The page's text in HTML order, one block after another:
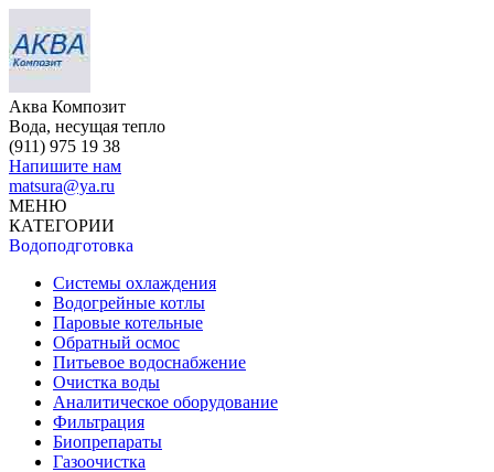
Аква Композит
Вода, несущая тепло
(911) 975 19 38
Напишите нам
matsura@ya.ru
МЕНЮ
КАТЕГОРИИ
Водоподготовка
Системы охлаждения
Водогрейные котлы
Паровые котельные
Обратный осмос
Питьевое водоснабжение
Очистка воды
Аналитическое оборудование
Фильтрация
Биопрепараты
Газоочистка